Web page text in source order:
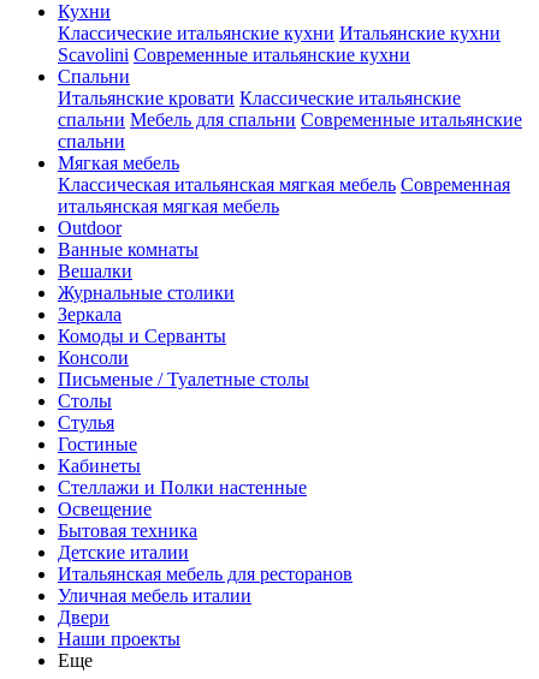
Кухни
Классические итальянские кухни Итальянские кухни
Scavolini Современные итальянские кухни
Спальни
Итальянские кровати Классические итальянские
спальни Мебель для спальни Современные итальянские
спальни
Мягкая мебель
Классическая итальянская мягкая мебель Современная
итальянская мягкая мебель
Outdoor
Ванные комнаты
Вешалки
Журнальные столики
Зеркала
Комоды и Серванты
Консоли
Письменые / Туалетные столы
Столы
Стулья
Гостиные
Кабинеты
Стеллажи и Полки настенные
Освещение
Бытовая техника
Детские италии
Итальянская мебель для ресторанов
Уличная мебель италии
Двери
Наши проекты
Еще